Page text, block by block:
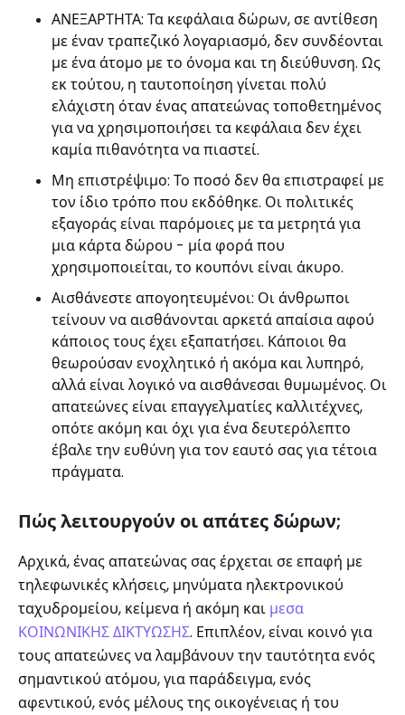
ΑΝΕΞΑΡΤΗΤΑ: Τα κεφάλαια δώρων, σε αντίθεση
με έναν τραπεζικό λογαριασμό, δεν συνδέονται
με ένα άτομο με το όνομα και τη διεύθυνση. Ως
εκ τούτου, η ταυτοποίηση γίνεται πολύ
ελάχιστη όταν ένας απατεώνας τοποθετημένος
για να χρησιμοποιήσει τα κεφάλαια δεν έχει
καμία πιθανότητα να πιαστεί.
Μη επιστρέψιμο: Το ποσό δεν θα επιστραφεί με
τον ίδιο τρόπο που εκδόθηκε. Οι πολιτικές
εξαγοράς είναι παρόμοιες με τα μετρητά για
μια κάρτα δώρου - μία φορά που
χρησιμοποιείται, το κουπόνι είναι άκυρο.
Αισθάνεστε απογοητευμένοι: Οι άνθρωποι
τείνουν να αισθάνονται αρκετά απαίσια αφού
κάποιος τους έχει εξαπατήσει. Κάποιοι θα
θεωρούσαν ενοχλητικό ή ακόμα και λυπηρό,
αλλά είναι λογικό να αισθάνεσαι θυμωμένος. Οι
απατεώνες είναι επαγγελματίες καλλιτέχνες,
οπότε ακόμη και όχι για ένα δευτερόλεπτο
έβαλε την ευθύνη για τον εαυτό σας για τέτοια
πράγματα.
Πώς λειτουργούν οι απάτες δώρων;
Αρχικά, ένας απατεώνας σας έρχεται σε επαφή με
τηλεφωνικές κλήσεις, μηνύματα ηλεκτρονικού
ταχυδρομείου, κείμενα ή ακόμη και μεσα
ΚΟΙΝΩΝΙΚΗΣ ΔΙΚΤΥΩΣΗΣ. Επιπλέον, είναι κοινό για
τους απατεώνες να λαμβάνουν την ταυτότητα ενός
σημαντικού ατόμου, για παράδειγμα, ενός
αφεντικού, ενός μέλους της οικογένειας ή του